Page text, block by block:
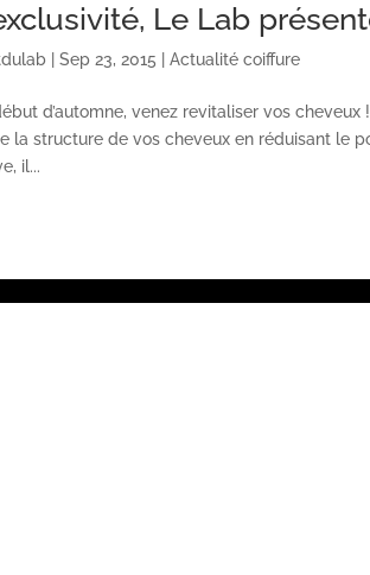
Le Lab
|Sep 23, 2015 |Actualité coiffure
d’automne, venez revitaliser vos
la structure de vos cheveux en réduisant le
il...